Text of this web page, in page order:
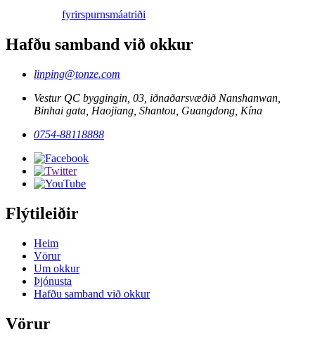
fyrirspurnsmáatriði
Hafðu samband við okkur
linping@tonze.com
Vestur QC byggingin, 03, iðnaðarsvæðið Nanshanwan,
Binhai gata, Haojiang, Shantou, Guangdong, Kína
0754-88118888
Flýtileiðir
Heim
Vörur
Um okkur
Þjónusta
Hafðu samband við okkur
Vörur